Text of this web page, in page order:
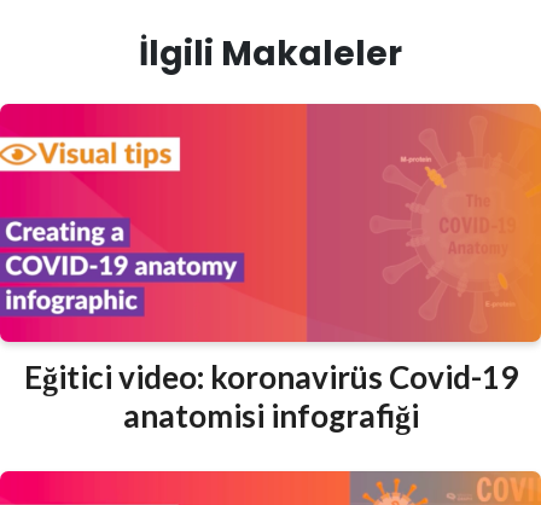
İlgili Makaleler
Eğitici video: koronavirüs Covid-19
anatomisi infografiği